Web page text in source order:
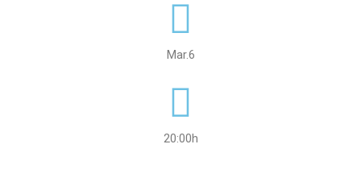
Mar.6
20:00h